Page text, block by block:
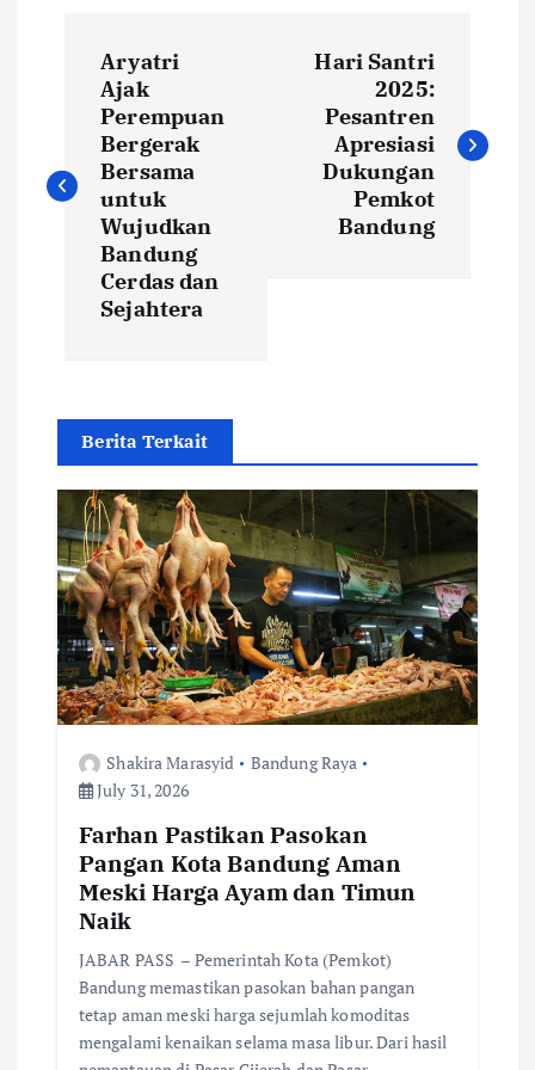
s
t
g
a
t
o
Aryatri
Ajak
Perempuan
Bergerak
Bersama
untuk
Wujudkan
Bandung
Cerdas dan
Sejahtera
Hari Santri
2025:
Pesantren
Apresiasi
Dukungan
Pemkot
Bandung
Berita Terkait
Shakira Marasyid
Bandung Raya
July 31, 2026
Farhan Pastikan Pasokan
Pangan Kota Bandung Aman
Meski Harga Ayam dan Timun
Naik
JABAR PASS – Pemerintah Kota (Pemkot)
Bandung memastikan pasokan bahan pangan
tetap aman meski harga sejumlah komoditas
mengalami kenaikan selama masa libur. Dari hasil